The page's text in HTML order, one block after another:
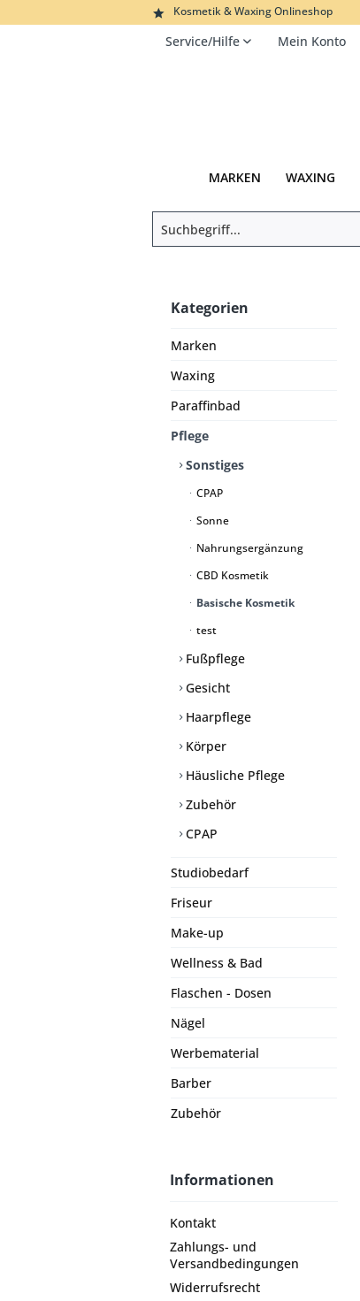
Kosmetik & Waxing Onlineshop
Service/Hilfe Mein Konto
MARKEN WAXING
Kategorien
Marken
Waxing
Paraffinbad
Pflege
Sonstiges
CPAP
Sonne
Nahrungsergänzung
CBD Kosmetik
Basische Kosmetik
test
Fußpflege
Gesicht
Haarpflege
Körper
Häusliche Pflege
Zubehör
CPAP
Studiobedarf
Friseur
Make-up
Wellness & Bad
Flaschen - Dosen
Nägel
Werbematerial
Barber
Zubehör
Informationen
Kontakt
Zahlungs- und
Versandbedingungen
Widerrufsrecht